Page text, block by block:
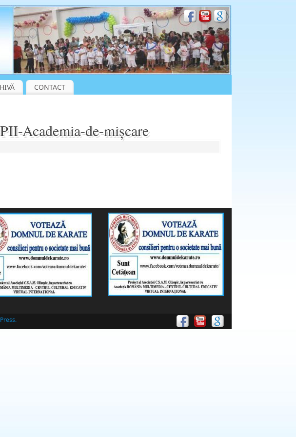
CONTACT
Academia-de-mișcare